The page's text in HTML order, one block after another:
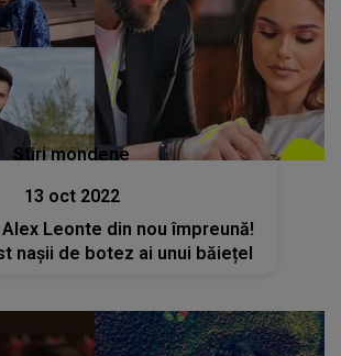
Stiri mondene
13 oct 2022
Leonte din nou împreună!
nașii de botez ai unui băiețel